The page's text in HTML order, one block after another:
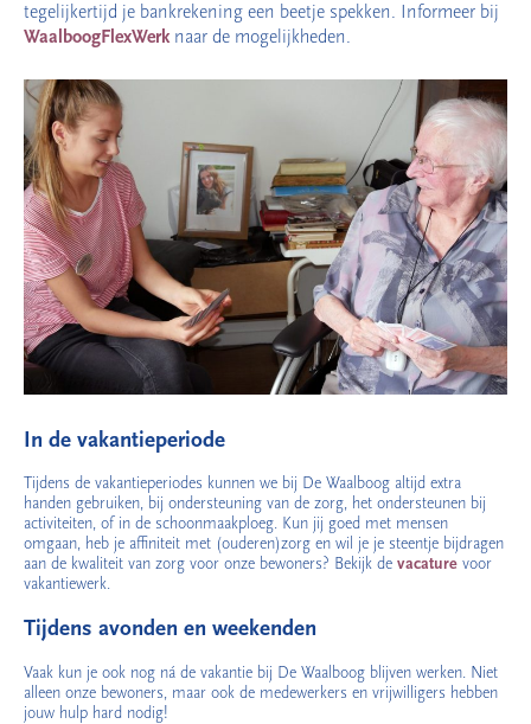
tegelijkertijd je bankrekening een beetje spekken. Informeer bij
WaalboogFlexWerk naar de mogelijkheden.
In de vakantieperiode
Tijdens de vakantieperiodes kunnen we bij De Waalboog altijd extra
handen gebruiken, bij ondersteuning van de zorg, het ondersteunen bij
activiteiten, of in de schoonmaakploeg. Kun jij goed met mensen
omgaan, heb je affiniteit met (ouderen)zorg en wil je je steentje bijdragen
aan de kwaliteit van zorg voor onze bewoners? Bekijk de vacature voor
vakantiewerk.
Tijdens avonden en weekenden
Vaak kun je ook nog ná de vakantie bij De Waalboog blijven werken. Niet
alleen onze bewoners, maar ook de medewerkers en vrijwilligers hebben
jouw hulp hard nodig!